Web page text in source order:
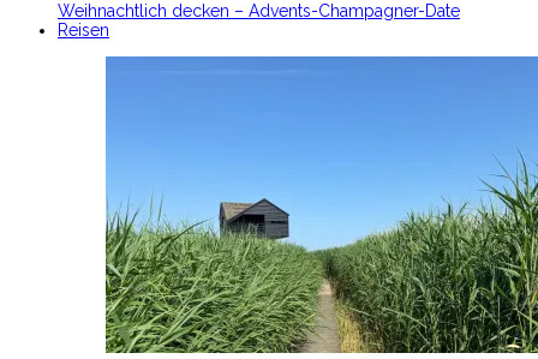
Weihnachtlich decken – Advents-Champagner-Date
Reisen